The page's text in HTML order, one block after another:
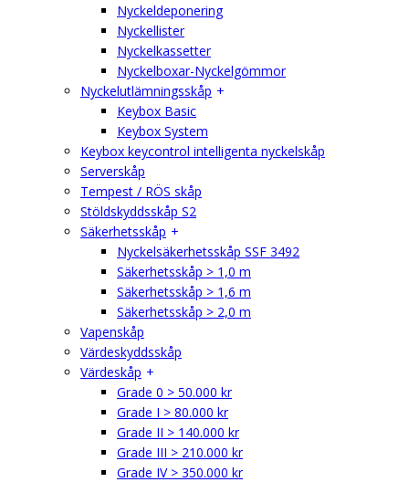
Nyckeldeponering
Nyckellister
Nyckelkassetter
Nyckelboxar-Nyckelgömmor
Nyckelutlämningsskåp
Keybox Basic
Keybox System
Keybox keycontrol intelligenta nyckelskåp
Serverskåp
Tempest / RÖS skåp
Stöldskyddsskåp S2
Säkerhetsskåp
Nyckelsäkerhetsskåp SSF 3492
Säkerhetsskåp > 1,0 m
Säkerhetsskåp > 1,6 m
Säkerhetsskåp > 2,0 m
Vapenskåp
Värdeskyddsskåp
Värdeskåp
Grade 0 > 50.000 kr
Grade I > 80.000 kr
Grade II > 140.000 kr
Grade III > 210.000 kr
Grade IV > 350.000 kr